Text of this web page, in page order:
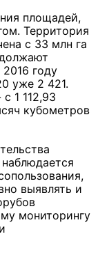
площадей,
Территория
с 33 млн га
году
уже 2 421.
1 112,93
кубометров
выявлять и
мониторингу